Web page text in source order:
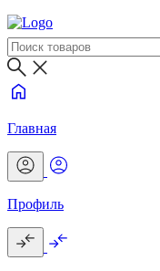
Главная
Профиль